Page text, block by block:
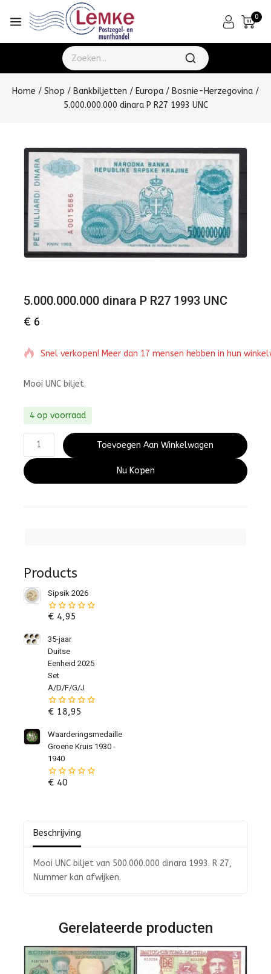
0
Home / Shop / Bankbiljetten / Europa / Bosnie-Herzegovina /
5.000.000.000 dinara P R27 1993 UNC
Products
Sipsik 2026
0
de
€4,95
35-jaar
Duitse
Eenheid 2025
Set
A/D/F/G/J
0
de
€18,95
Waarderingsmedaille
Groene Kruis 1930 -
1940
0
€40
5.000.000.000 dinara P R27 1993 UNC
€ 6
Snel verkopen! Meer dan 17 mensen hebben in hun
Mooi UNC biljet.
4 op voorraad
Toevoegen Aan Winkelwagen
Nu Kopen
Beschrijving
Mooi UNC biljet van 500.000.000 dinara 1993. R 27,
Nummer kan afwijken.
Gerelateerde producten